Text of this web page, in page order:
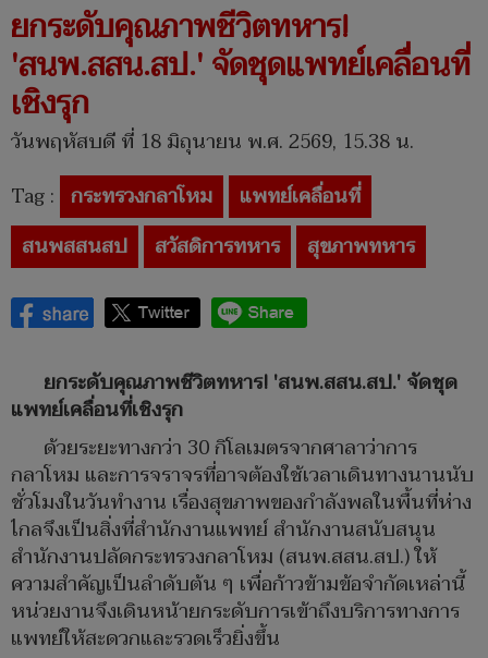
ยกระดับคุณภาพชีวิตทหาร!
'สนพ.สสน.สป.' จัดชุดแพทย์เคลื่อนที่
เชิงรุก
วันพฤหัสบดี ที่ 18 มิถุนายน พ.ศ. 2569, 15.38 น.
Tag : กระทรวงกลาโหม
แพทย์เคลื่อนที่
สนพสสนสป
สวัสดิการทหาร สุขภาพทหาร
ยกระดับคุณภาพชีวิตทหาร! 'สนพ.สสน.สป.' จัดชุด
แพทย์เคลื่อนที่เชิงรุก
ด้วยระยะทางกว่า 30 กิโลเมตรจากศาลาว่าการ
กลาโหม และการจราจรที่อาจต้องใช้เวลาเดินทางนานนับ
ชั่วโมงในวันทำงาน เรื่องสุขภาพของกำลังพลในพื้นที่ห่าง
ไกลจึงเป็นสิ่งที่สำนักงานแพทย์ สำนักงานสนับสนุน
สำนักงานปลัดกระทรวงกลาโหม (สนพ.สสน.สป.) ให้
ความสำคัญเป็นลำดับต้น ๆ เพื่อก้าวข้ามข้อจำกัดเหล่านี้
หน่วยงานจึงเดินหน้ายกระดับการเข้าถึงบริการทางการ
แพทย์ให้สะดวกและรวดเร็วยิ่งขึ้น